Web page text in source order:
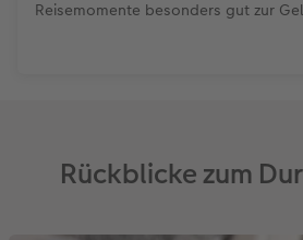
Reisemomente besonders gut zur
Rückblicke zum